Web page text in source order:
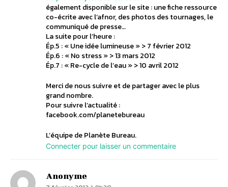
également disponible sur le site : une fiche ressource
co-écrite avec l’afnor, des photos des tournages, le
communiqué de presse…
La suite pour l’heure :
Ép.5 : « Une idée lumineuse » > 7 février 2012
Ép.6 : « No stress » > 13 mars 2012
Ép.7 : « Re-cycle de l’eau » > 10 avril 2012
Merci de nous suivre et de partager avec le plus
grand nombre.
Pour suivre l’actualité :
facebook.com/planetebureau
L’équipe de Planète Bureau.
Connecter pour laisser un commentaire
Anonyme